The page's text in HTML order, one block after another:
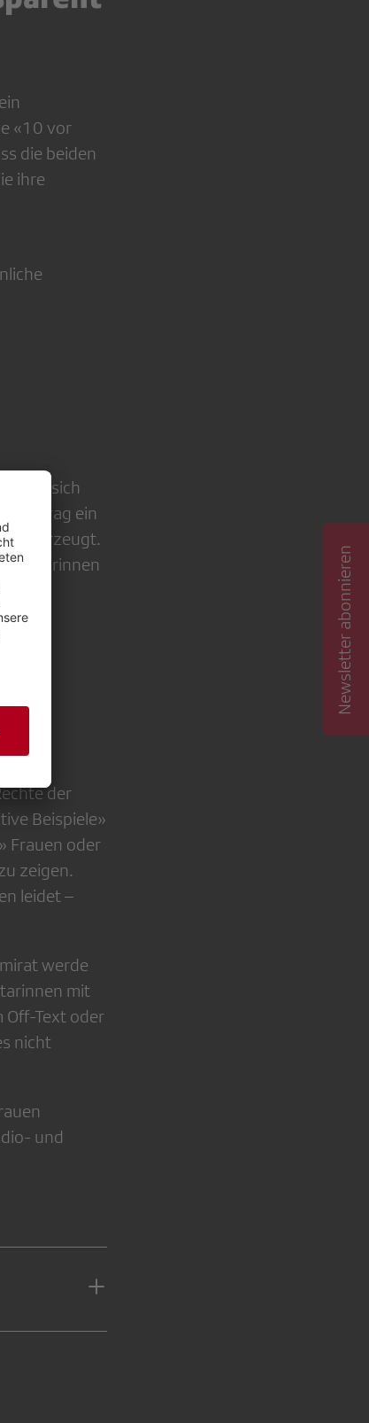
«10 vor
die beiden
ihre
sich
Beitrag ein
überzeugt.
Katarinnen
der
Beispiele»
Frauen oder
zeigen.
leidet –
werde
mit
Off-Text oder
nicht
und
Newsletter abonnieren